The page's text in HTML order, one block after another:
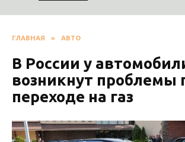
ГЛАВНАЯ » АВТО
В России у
возникнут проблемы
переходе на газ